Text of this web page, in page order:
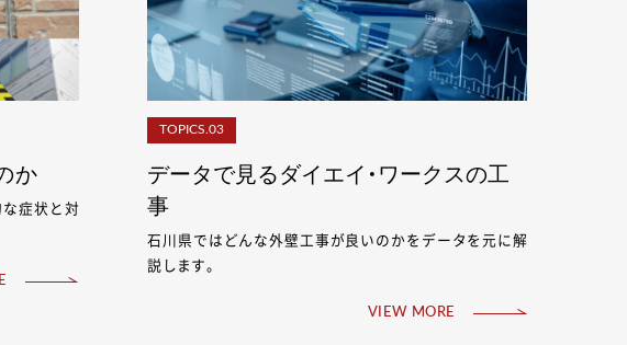
か
症状と対
TOPICS.03
データで見るダイエイ・ワークスの工
事
石川県ではどんな外壁工事が良いのかをデータを元に解
説します。
VIEW MORE